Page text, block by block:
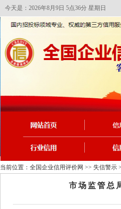
今天是：2026年8月9日 5点36分 星期日
当前位置： 全国企业信用评价网 >> 失信警示
市场监管总